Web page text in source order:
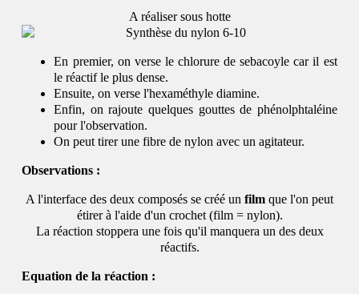
A réaliser sous hotte
En premier, on verse le chlorure de sebacoyle car il est
le réactif le plus dense.
Ensuite, on verse l'hexaméthyle diamine.
Enfin, on rajoute quelques gouttes de phénolphtaléine
pour l'observation.
On peut tirer une fibre de nylon avec un agitateur.
Observations :
A l'interface des deux composés se créé un film que l'on peut
étirer à l'aide d'un crochet (film = nylon).
La réaction stoppera une fois qu'il manquera un des deux
réactifs.
Equation de la réaction :